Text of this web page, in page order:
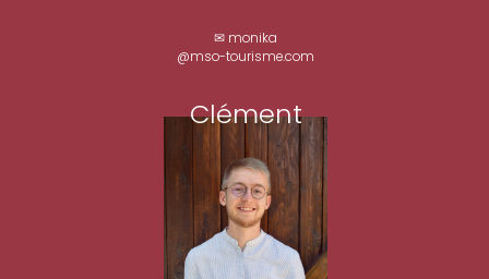
✉ monika
@mso-tourisme.com
Clément